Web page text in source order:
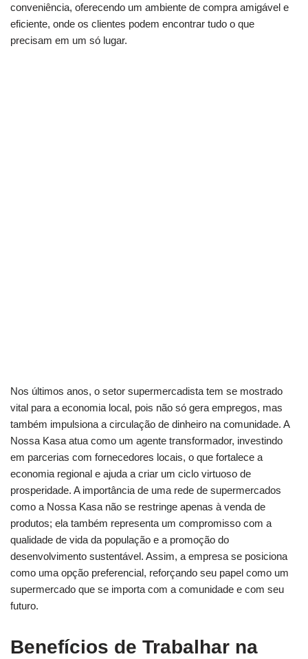
conveniência, oferecendo um ambiente de compra amigável e
eficiente, onde os clientes podem encontrar tudo o que
precisam em um só lugar.
Nos últimos anos, o setor supermercadista tem se mostrado
vital para a economia local, pois não só gera empregos, mas
também impulsiona a circulação de dinheiro na comunidade. A
Nossa Kasa atua como um agente transformador, investindo
em parcerias com fornecedores locais, o que fortalece a
economia regional e ajuda a criar um ciclo virtuoso de
prosperidade. A importância de uma rede de supermercados
como a Nossa Kasa não se restringe apenas à venda de
produtos; ela também representa um compromisso com a
qualidade de vida da população e a promoção do
desenvolvimento sustentável. Assim, a empresa se posiciona
como uma opção preferencial, reforçando seu papel como um
supermercado que se importa com a comunidade e com seu
futuro.
Benefícios de Trabalhar na